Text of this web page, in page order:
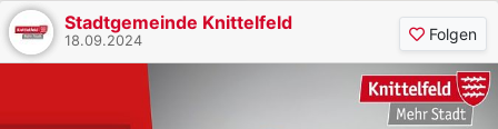
Stadtgemeinde Knittelfeld
18.09.2024 Folgen